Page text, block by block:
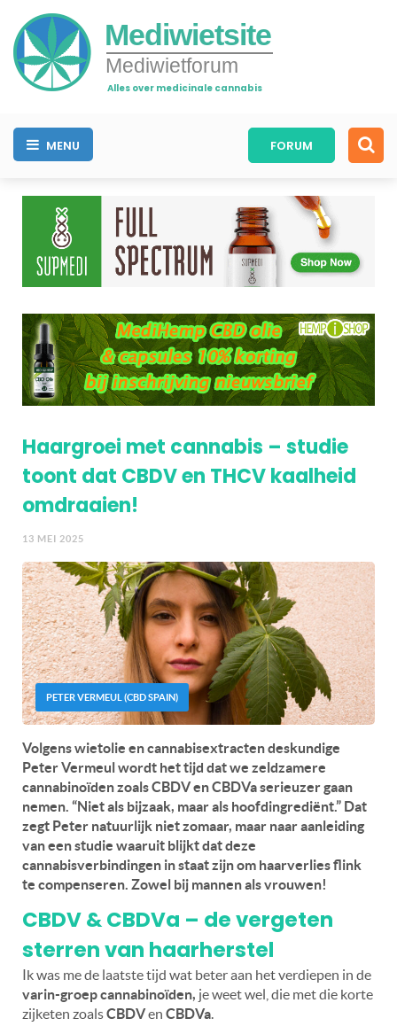
Mediwietsite
Mediwietforum
Alles over medicinale cannabis
MENU FORUM
Haargroei met cannabis – studie
toont dat CBDV en THCV kaalheid
omdraaien!
13 MEI 2025
PETER VERMEUL (CBD SPAIN)
Volgens wietolie en cannabisextracten deskundige
Peter Vermeul wordt het tijd dat we zeldzamere
cannabinoïden zoals CBDV en CBDVa serieuzer gaan
nemen. “Niet als bijzaak, maar als hoofdingrediënt.” Dat
zegt Peter natuurlijk niet zomaar, maar naar aanleiding
van een studie waaruit blijkt dat deze
cannabisverbindingen in staat zijn om haarverlies flink
te compenseren. Zowel bij mannen als vrouwen!
CBDV & CBDVa – de vergeten
sterren van haarherstel
Ik was me de laatste tijd wat beter aan het verdiepen in de
varin-groep cannabinoïden, je weet wel, die met die korte
zijketen zoalsCBDVen CBDVa.